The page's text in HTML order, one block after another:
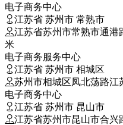
电子商务中心
江苏省 苏州市 常熟市
江苏省苏州市常熟市通港
米
电子商务服务中心
江苏省 苏州市 相城区
苏州市相城区凤北荡路江
电子商务中心
江苏省 苏州市 昆山市
江苏省苏州市昆山市合兴